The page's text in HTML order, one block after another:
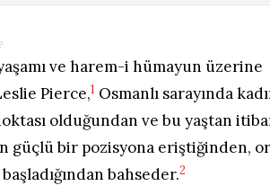
ve harem-i hümayun üzerine
Pierce,1 Osmanlı sarayında
olduğundan ve bu yaştan
güçlü bir pozisyona eriştiğinden,
bahseder.2